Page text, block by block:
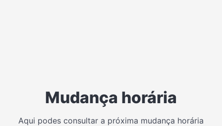
Mudança horária
Aqui podes consultar a próxima mudança horária